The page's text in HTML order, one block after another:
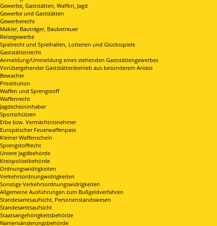
Gewerbe, Gaststätten, Waffen, Jagd
Gewerbe und Gaststätten
Gewerberecht
Makler, Bauträger, Baubetreuer
Reisegewerbe
Spielrecht und Spielhallen, Lotterien und Glücksspiele
Gaststättenrecht
Anmeldung/Ummeldung eines stehenden Gaststättengewerbes
Vorübergehender Gaststättenbetrieb aus besonderem Anlass
Bewacher
Prostitution
Waffen und Sprengstoff
Waffenrecht
Jagdscheininhaber
Sportschützen
Erbe bzw. Vermächtnisnehmer
Europäischer Feuerwaffenpass
Kleiner Waffenschein
Sprengstoffrecht
Untere Jagdbehörde
Kreispolizeibehörde
Ordnungswidrigkeiten
Verkehrsordnungwidrigkeiten
Sonstige Verkehrsordnungswidrigkeiten
Allgemeine Ausführungen zum Bußgeldverfahren
Standesamtsaufsicht, Personenstandswesen
Standesamtsaufsicht
Staatsangehörigkeitsbehörde
Namensänderungsbehörde